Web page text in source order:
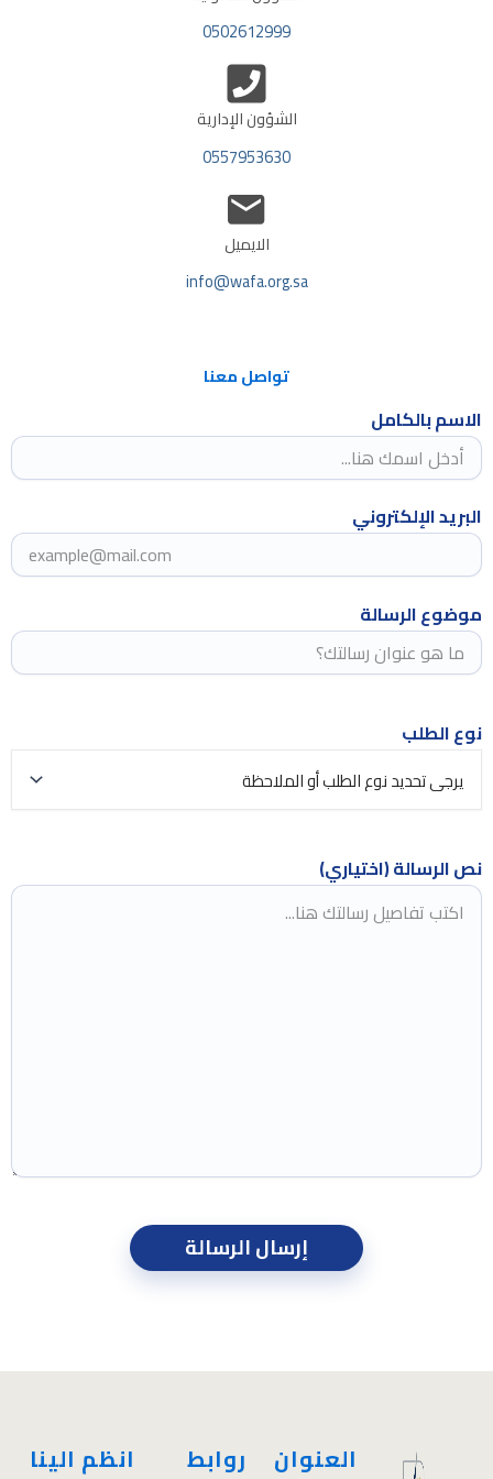
0502612999
الشؤون الإدارية
0557953630
الايميل
info@wafa.org.sa
تواصل معنا
الاسم بالكامل
البريد الإلكتروني
موضوع الرسالة
نوع الطلب
نص الرسالة (اختياري)
العنوان روابط انظم الينا